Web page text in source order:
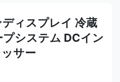
ィスプレイ 冷蔵
システム DCイン
サー